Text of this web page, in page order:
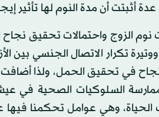
أثبتت أن مدة النوم لها تأثير
الزوج واحتمالات تحقيق نجاح
تكرار الاتصال الجنسي بين
في تحقيق الحمل، ولذا
السلوكيات الصحية في
وهي عوامل تحكمنا فيها